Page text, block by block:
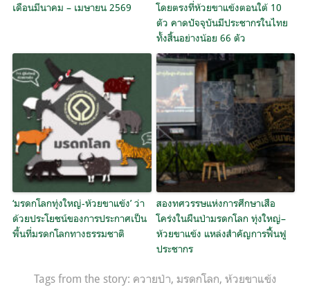
เดือนมีนาคม – เมษายน 2569
โดยตรงที่ห้วยขาแข้งตอนใต้ 10
ตัว คาดปัจจุบันมีประชากรในไทย
ทั้งสิ้นอย่างน้อย 66 ตัว
‘มรดกโลกทุ่งใหญ่-ห้วยขาแข้ง’ ว่า
ด้วยประโยชน์ของการประกาศเป็น
พื้นที่มรดกโลกทางธรรมชาติ
สองทศวรรษแห่งการศึกษาเสือ
โคร่งในผืนป่ามรดกโลก ทุ่งใหญ่–
ห้วยขาแข้ง แหล่งสำคัญการฟื้นฟู
ประชากร
Tags from the story: ควายป่า, มรดกโลก, ห้วยขาแข้ง